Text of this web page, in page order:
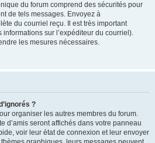
du forum comprend des sécurités pour
de tels messages. Envoyez à
du courriel reçu. Il est très important
informations sur l’expéditeur du courriel).
les mesures nécessaires.
?
organiser les autres membres du forum.
d’amis seront affichés dans votre panneau
voir leur état de connexion et leur envoyer